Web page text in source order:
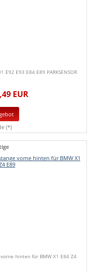
E92 E93 E84 E89 PARKSENSOR
EUR
(*)
hinten für BMW X1 E84 Z4